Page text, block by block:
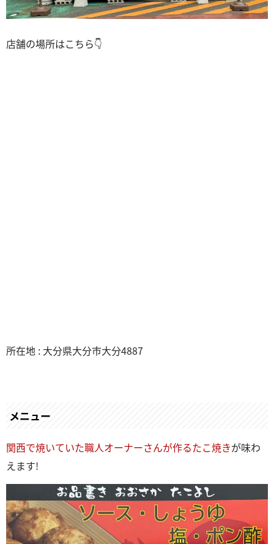
店舗の場所はこちら👇
所在地 : 大分県大分市大分4887
メニュー
関西で焼いていた職人オーナーさんが作るたこ焼きが味わ
えます!